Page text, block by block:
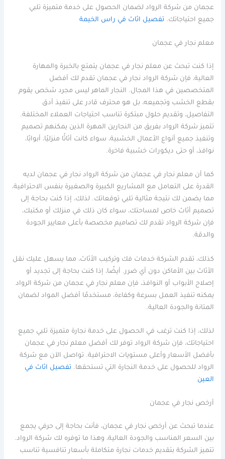
عجمان من شركة الرواد لضمان الحصول على خدمة متميزة تلبي
جميع احتياجاتك. تفصيل اثاث في راس الخيمة
معلم نجار في عجمان
إذا كنت تبحث عن معلم نجار في عجمان يتمتع بالخبرة والمهارة
العالية، فإن شركة الرواد نجار في عجمان تقدم لك أفضل
المتخصصين في هذا المجال. النجار الماهر ليس مجرد شخص يقوم
بقطع الخشب وتجميعه، بل هو محترف قادر على تنفيذ أدق
التفاصيل، وتقديم حلول مبتكرة تناسب احتياجات العملاء المختلفة.
تتميز شركة الرواد بفريق من النجارين المهرة الذين يمكنهم تصميم
وتنفيذ جميع أنواع الأعمال الخشبية، سواء كانت أثاثًا منزليًا، أبوابًا،
نوافذ، أو حتى ديكورات خشبية فاخرة.
كما أن معلم نجار في عجمان من شركة الرواد نجار في عجمان لديه
القدرة على التعامل مع المشاريع الكبيرة والصغيرة بنفس الاحترافية،
مما يضمن لك نتيجة مثالية تلبي توقعاتك. لذلك، إذا كنت بحاجة إلى
تصميم أثاث خاص لمساحتك، سواء كان ذلك في منزلك أو مكتبك،
فإن شركة الرواد تقدم لك تصاميم مخصصة بأعلى معايير الجودة
والدقة.
كذلك، تقدم الشركة خدمات فك وتركيب الأثاث، مما يسهل عليك نقل
الأثاث بين الأماكن دون أي ضرر. أيضًا، إذا كنت بحاجة إلى تجديد أو
إصلاح الأبواب أو النوافذ، فإن معلم نجار في عجمان من شركة الرواد
يمكنه تنفيذ العمل بسرعة وكفاءة، مستخدمًا أفضل المواد لضمان
المتانة والجودة العالية.
لذلك، إذا كنت ترغب في الحصول على خدمة نجارة متميزة تلبي جميع
احتياجاتك، فإن شركة الرواد توفر لك أفضل معلم نجار في عجمان
بأفضل الأسعار وأعلى مستويات الاحترافية. تواصل الآن مع شركة
الرواد للحصول على خدمة النجارة التي تستحقها. تفصيل اثاث في
العين
أرخص نجار في عجمان
عندما تبحث عن أرخص نجار في عجمان، فأنت بحاجة إلى حرفي يجمع
بين السعر المناسب والجودة العالية، وهذا ما توفره لك شركة الرواد.
تتميز الشركة بتقديم خدمات نجارة متكاملة بأسعار تنافسية تناسب